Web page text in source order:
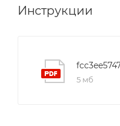
Инструкции
5 мб